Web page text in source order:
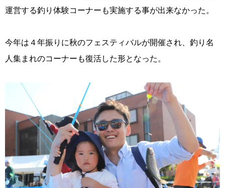
運営する釣り体験コーナーも実施する事が出来なかった。
今年は４年振りに秋のフェスティバルが開催され、釣り名
人集まれのコーナーも復活した形となった。